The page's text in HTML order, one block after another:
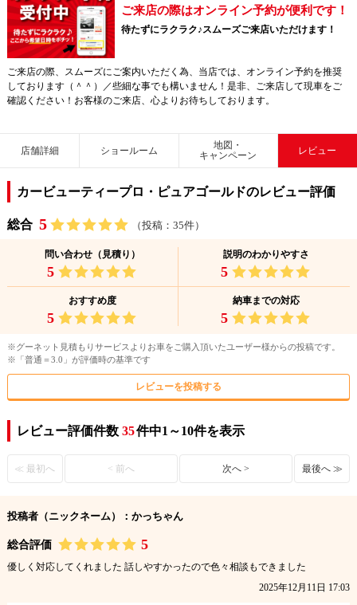
ご来店の際はオンライン予約が便利です！
待たずにラクラク♪スムーズご来店いただけます！
ご来店の際、スムーズにご案内いただく為、当店では、オンライン予約を推奨
しております（＾＾）／些細な事でも構いません！是非、ご来店して現車をご
確認ください！お客様のご来店、心よりお待ちしております。
店舗詳細 ショールーム
地図・
キャンペーン
レビュー
カービューティープロ・ピュアゴールドのレビュー評価
総合 5 （投稿：35件）
問い合わせ（見積り）
5
説明のわかりやすさ
5
おすすめ度
5
納車までの対応
5
※グーネット見積もりサービスよりお車をご購入頂いたユーザー様からの投稿です。
※「普通＝3.0」が評価時の基準です
レビューを投稿する
レビュー評価件数 35件中1～10件を表示
≪ 最初へ < 前へ 次へ > 最後へ ≫
投稿者（ニックネーム）：かっちゃん
総合評価 5
優しく対応してくれました 話しやすかったので色々相談もできました
2025年12月11日 17:03